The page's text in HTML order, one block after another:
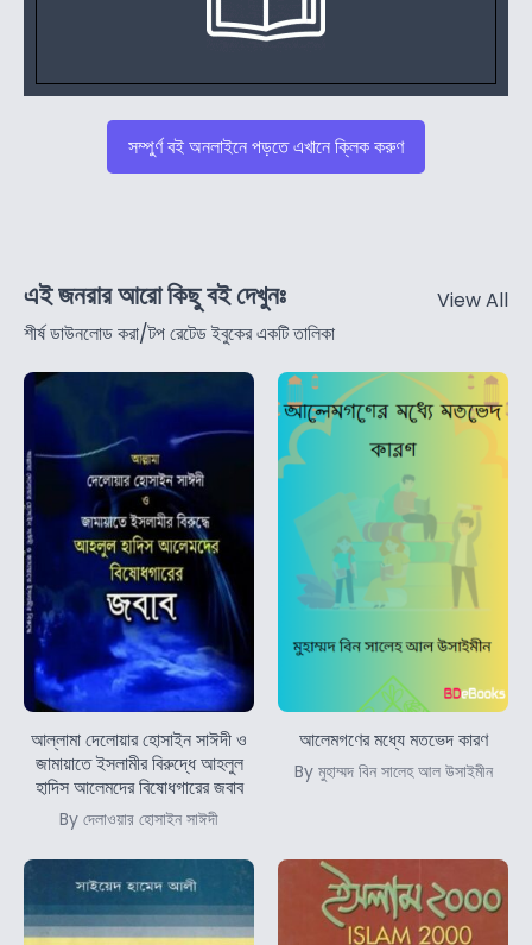
সম্পুর্ণ বই অনলাইনে পড়তে এখানে ক্লিক করুণ
এই জনরার আরো কিছু বই দেখুনঃ
শীর্ষ ডাউনলোড করা/টপ রেটেড ইবুকের একটি তালিকা
View All
আল্লামা দেলোয়ার হোসাইন সাঈদী ও
জামায়াতে ইসলামীর বিরুদ্ধে আহলুল
হাদিস আলেমদের বিষোধগারের জবাব
By দেলাওয়ার হোসাইন সাঈদী
আলেমগণের মধ্যে মতভেদ কারণ
By মুহাম্মদ বিন সালেহ আল উসাইমীন